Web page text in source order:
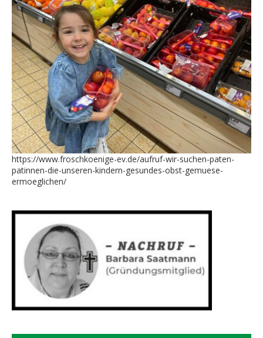
https://www.froschkoenige-ev.de/aufruf-wir-suchen-paten-
patinnen-die-unseren-kindern-gesundes-obst-gemuese-
ermoeglichen/